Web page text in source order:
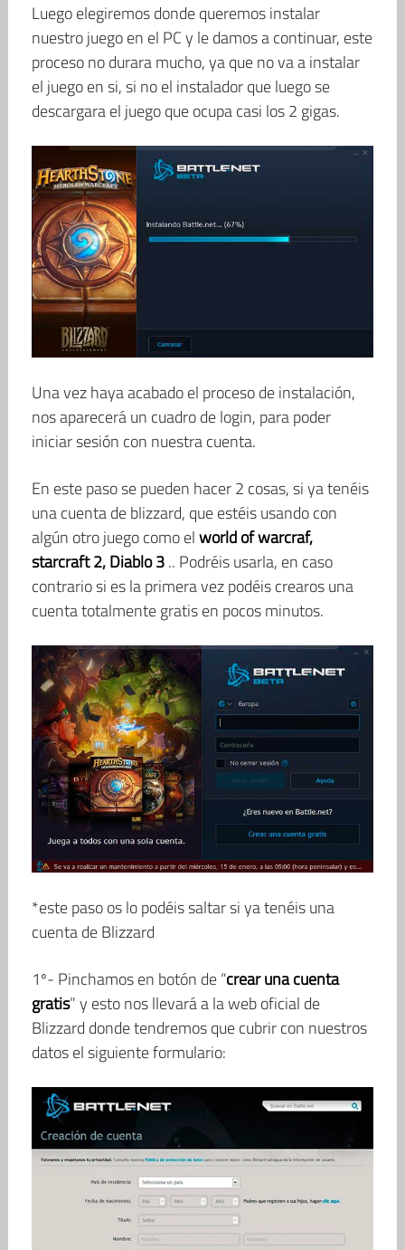
Luego elegiremos donde queremos instalar
nuestro juego en el PC y le damos a continuar, este
proceso no durara mucho, ya que no va a instalar
el juego en si, si no el instalador que luego se
descargara el juego que ocupa casi los 2 gigas.
Una vez haya acabado el proceso de instalación,
nos aparecerá un cuadro de login, para poder
iniciar sesión con nuestra cuenta.
En este paso se pueden hacer 2 cosas, si ya tenéis
una cuenta de blizzard, que estéis usando con
algún otro juego como elworld of warcraf,
starcraft 2, Diablo 3.. Podréis usarla, en caso
contrario si es la primera vez podéis crearos una
cuenta totalmente gratis en pocos minutos.
*este paso os lo podéis saltar si ya tenéis una
cuenta de Blizzard
1º- Pinchamos en botón de “crear una cuenta
gratis” y esto nos llevará a la web oficial de
Blizzard donde tendremos que cubrir con nuestros
datos el siguiente formulario: